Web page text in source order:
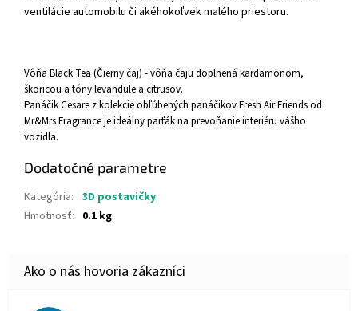
ventilácie automobilu či akéhokoľvek malého priestoru.
Vôňa Black Tea (Čierny čaj) - vôňa čaju doplnená kardamonom,
škoricou a tóny levandule a citrusov.
Panáčik Cesare z kolekcie obľúbených panáčikov Fresh Air Friends od
Mr&Mrs Fragrance je ideálny parťák na prevoňanie interiéru vášho
vozidla.
Dodatočné parametre
Kategória: 3D postavičky
Hmotnosť: 0.1 kg